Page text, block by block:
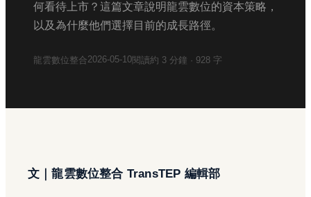
何看待上市？這篇文章說明龍雲數位的資本策略，
以及為什麼他們選擇目前的成長路徑。
龍雲數位整合2026-05-10閱讀約 3 分鐘 · 928 字
文｜龍雲數位整合 TransTEP 編輯部